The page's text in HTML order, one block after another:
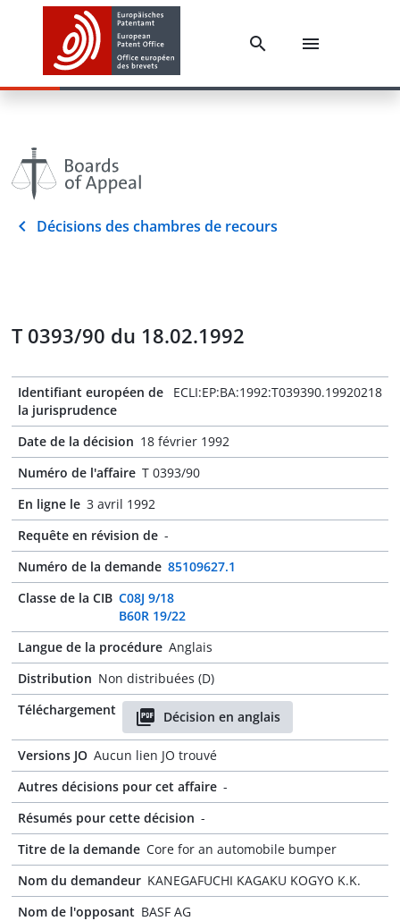
Décisions des chambres de recours
T 0393/90 du 18.02.1992
Identifiant européen de
la jurisprudence
ECLI:EP:BA:1992:T039390.19920218
Date de la décision 18 février 1992
Numéro de l'affaire T 0393/90
En ligne le 3 avril 1992
Requête en révision de -
Numéro de la demande 85109627.1
Classe de la CIB C08J 9/18
B60R 19/22
Langue de la procédure Anglais
Distribution Non distribuées (D)
Téléchargement
Décision en anglais
Versions JO Aucun lien JO trouvé
Autres décisions pour cet affaire -
Résumés pour cette décision -
Titre de la demande Core for an automobile bumper
Nom du demandeur KANEGAFUCHI KAGAKU KOGYO K.K.
Nom de l'opposant BASF AG